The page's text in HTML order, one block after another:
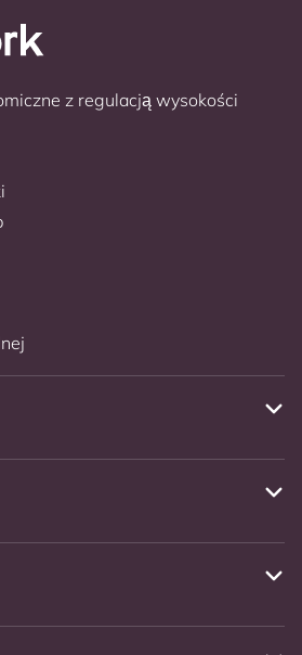
z regulacją wysokości